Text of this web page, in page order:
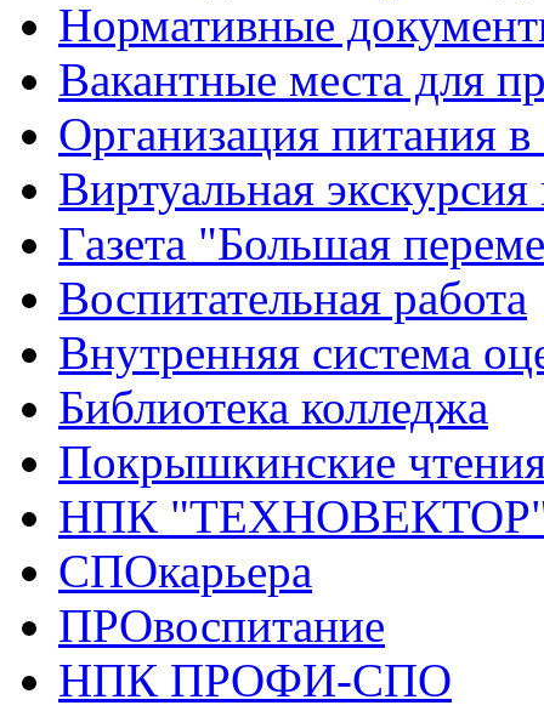
Нормативные
Вакантные места для
Организация питания в
Виртуальная
Газета "Большая
Воспитательная работа
Внутренняя система
Библиотека колледжа
Покрышкинские
НПК
СПОкарьера
ПРОвоспитание
НПК ПРОФИ-СПО